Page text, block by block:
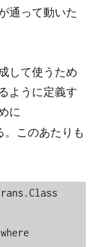
通って動いた
して使うため
ように定義す
に
このあたりも